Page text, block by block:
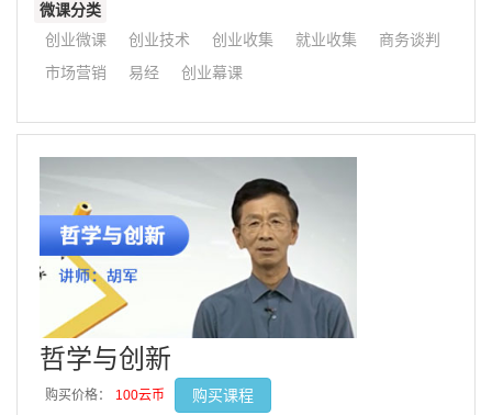
微课分类
创业微课
创业技术 创业收集 就业收集
商务谈判
市场营销
易经 创业幕课
哲学与创新
购买价格： 100云币 购买课程